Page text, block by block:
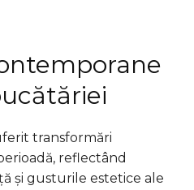
transformări
reflectând
și gusturile estetice ale